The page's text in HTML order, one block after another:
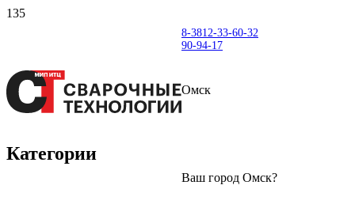
8-3812-33-60-32
90-94-17
Омск
Ваш город Омск?
Категории